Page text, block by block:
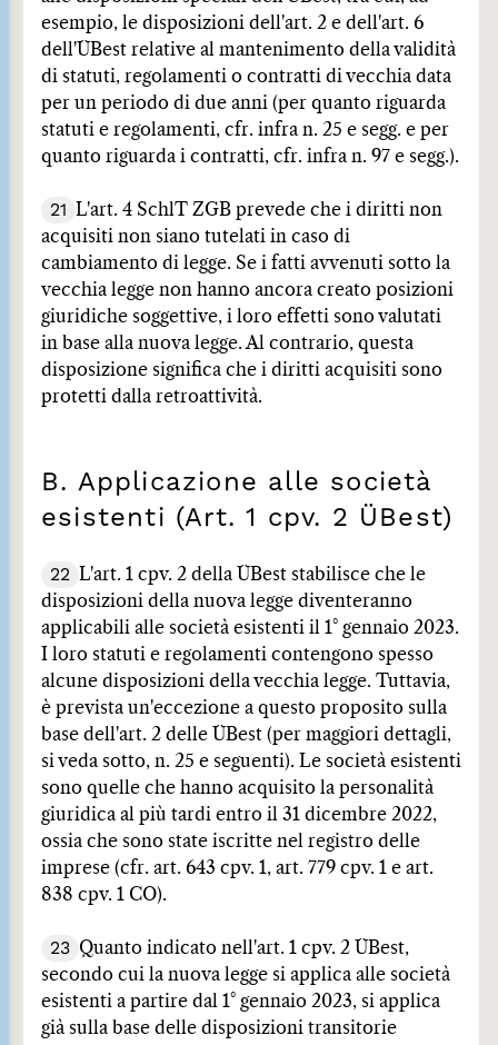
esempio, le disposizioni dell'art. 2 e dell'art. 6
dell'ÜBest relative al mantenimento della validità
di statuti, regolamenti o contratti di vecchia data
per un periodo di due anni (per quanto riguarda
statuti e regolamenti, cfr. infra n. 25 e segg. e per
quanto riguarda i contratti, cfr. infra n. 97 e segg.).
21
L'art. 4 SchlT ZGB prevede che i diritti non
acquisiti non siano tutelati in caso di
cambiamento di legge. Se i fatti avvenuti sotto la
vecchia legge non hanno ancora creato posizioni
giuridiche soggettive, i loro effetti sono valutati
in base alla nuova legge. Al contrario, questa
disposizione significa che i diritti acquisiti sono
protetti dalla retroattività.
B. Applicazione alle società
esistenti (Art. 1 cpv. 2 ÜBest)
22
L'art. 1 cpv. 2 della ÜBest stabilisce che le
disposizioni della nuova legge diventeranno
applicabili alle società esistenti il 1° gennaio 2023.
I loro statuti e regolamenti contengono spesso
alcune disposizioni della vecchia legge. Tuttavia,
è prevista un'eccezione a questo proposito sulla
base dell'art. 2 delle ÜBest (per maggiori dettagli,
si veda sotto, n. 25 e seguenti). Le società esistenti
sono quelle che hanno acquisito la personalità
giuridica al più tardi entro il 31 dicembre 2022,
ossia che sono state iscritte nel registro delle
imprese (cfr. art. 643 cpv. 1, art. 779 cpv. 1 e art.
838 cpv. 1 CO).
23 Quanto indicato nell'art. 1 cpv. 2 ÜBest,
secondo cui la nuova legge si applica alle società
esistenti a partire dal 1° gennaio 2023, si applica
già sulla base delle disposizioni transitorie